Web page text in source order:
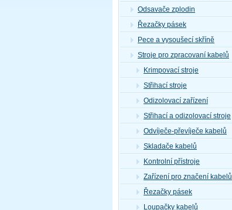
Odsavače zplodin
Řezačky pásek
Pece a vysoušecí skříně
Stroje pro zpracovaní kabelů
Krimpovací stroje
Střihací stroje
Odizolovací zařízení
Střihací a odizolovací stroje
Odvíječe-převíječe kabelů
Skladače kabelů
Kontrolní přístroje
Zařízení pro značení kabelů
Řezačky pásek
Loupačky kabelů